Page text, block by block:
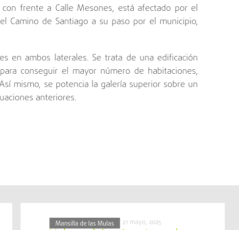
frente a Calle Mesones, está afectado por el
Camino de Santiago a su paso por el municipio,
en ambos laterales. Se trata de una edificación
conseguir el mayor número de habitaciones,
mismo, se potencia la galería superior sobre un
anteriores.
Mansilla de las Mulas 21 mayo, 2025